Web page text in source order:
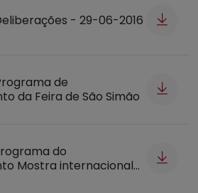
- 29-06-2016
de
da Feira de São Simão
do
Mostra internacional